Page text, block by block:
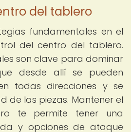
del tablero
fundamentales en el
del centro del tablero.
son clave para dominar
desde allí se pueden
todas direcciones y se
de las piezas. Mantener el
te permite tener una
y opciones de ataque